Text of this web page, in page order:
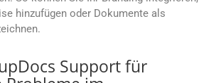
hinzufügen oder Dokumente als
Support für